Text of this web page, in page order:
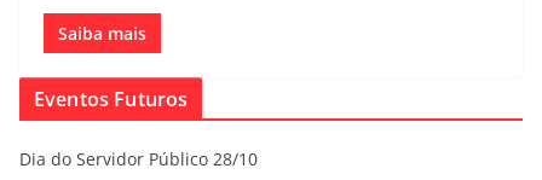
Saiba mais
Eventos Futuros
Dia do Servidor Público 28/10